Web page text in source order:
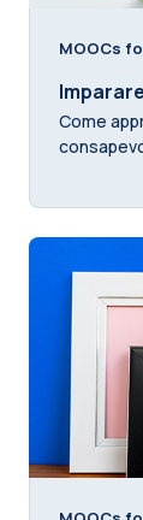
MOOCs
Come